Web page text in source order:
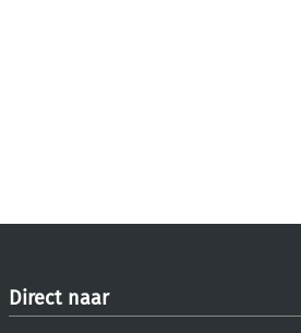
Direct naar